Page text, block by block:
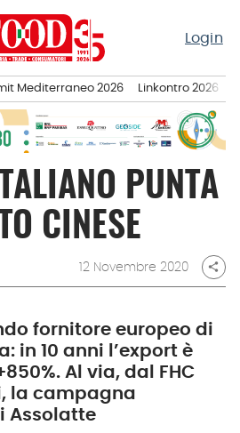
Login
Mediterraneo 2026 Linkontro 2026
PUNTA
CINESE
12 Novembre 2020 share
fornitore europeo di
in 10 anni l’export è
Al via, dal FHC
la campagna
Assolatte